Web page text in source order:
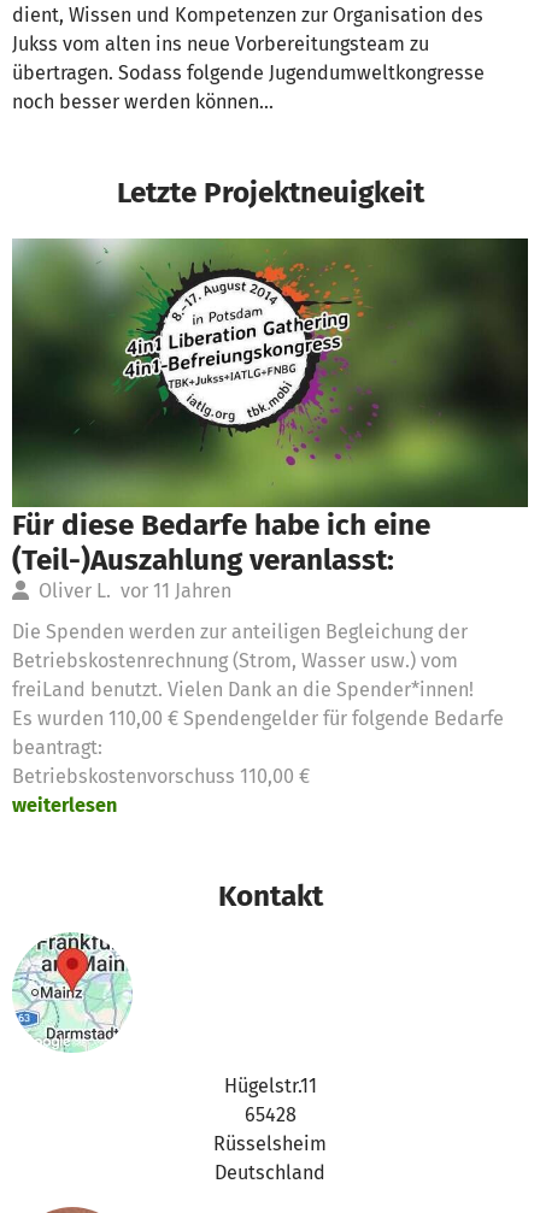
dient, Wissen und Kompetenzen zur Organisation des
Jukss vom alten ins neue Vorbereitungsteam zu
übertragen. Sodass folgende Jugendumweltkongresse
noch besser werden können...
Letzte Projektneuigkeit
Für diese Bedarfe habe ich eine
(Teil-)Auszahlung veranlasst:
Oliver L. vor 11 Jahren
Die Spenden werden zur anteiligen Begleichung der
Betriebskostenrechnung (Strom, Wasser usw.) vom
freiLand benutzt. Vielen Dank an die Spender*innen!
Es wurden 110,00 € Spendengelder für folgende Bedarfe
beantragt:
Betriebskostenvorschuss 110,00 €
weiterlesen
Kontakt
Hügelstr.11
65428
Rüsselsheim
Deutschland